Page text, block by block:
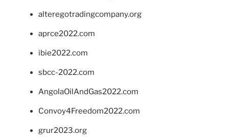
alteregotradingcompany.org
aprce2022.com
ibie2022.com
sbcc-2022.com
AngolaOilAndGas2022.com
Convoy4Freedom2022.com
grur2023.org